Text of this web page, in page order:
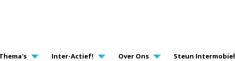
Inter-Actief! Over Ons Steun Intermobiel